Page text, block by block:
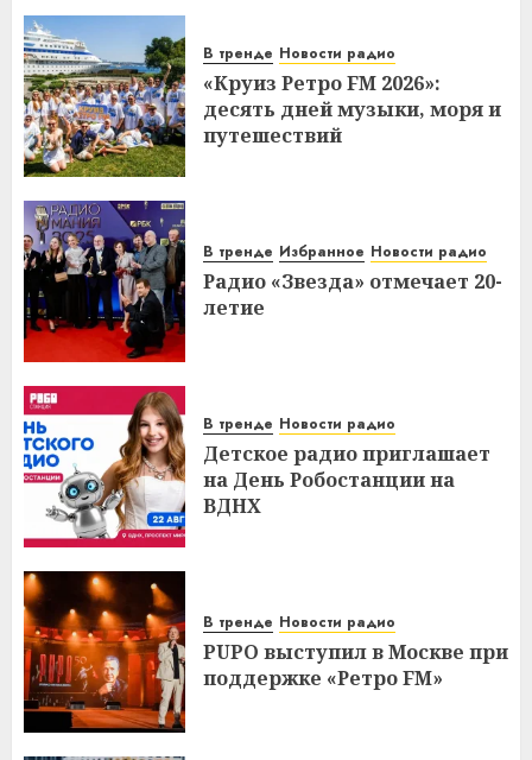
В тренде Новости радио
«Круиз Ретро FM 2026»:
десять дней музыки, моря и
путешествий
В тренде Избранное Новости радио
Радио «Звезда» отмечает 20-
летие
В тренде Новости радио
Детское радио приглашает
на День Робостанции на
ВДНХ
В тренде Новости радио
PUPO выступил в Москве при
поддержке «Ретро FM»